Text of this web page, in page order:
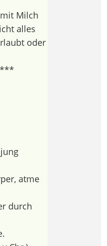
Milch
alles
oder
atme
durch